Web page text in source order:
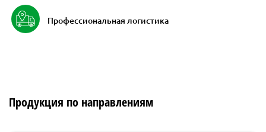
Профессиональная логистика
Продукция по направлениям